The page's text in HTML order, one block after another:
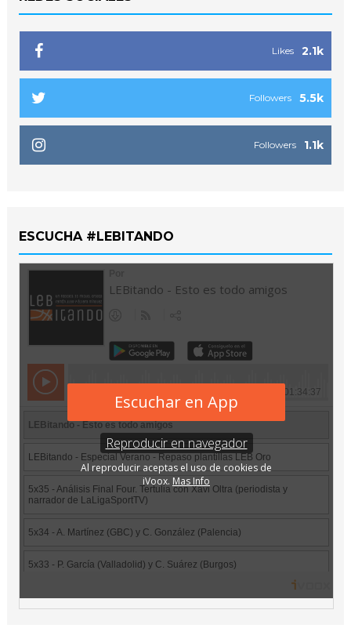
2.1k
Likes
5.5k
Followers
1.1k
Followers
ESCUCHA #LEBITANDO